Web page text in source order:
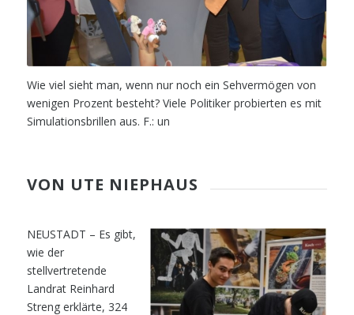
Wie viel sieht man, wenn nur noch ein Sehvermögen von
wenigen Prozent besteht? Viele Politiker probierten es mit
Simulationsbrillen aus. F.: un
VON UTE NIEPHAUS
NEUSTADT – Es gibt,
wie der
stellvertretende
Landrat Reinhard
Streng erklärte, 324